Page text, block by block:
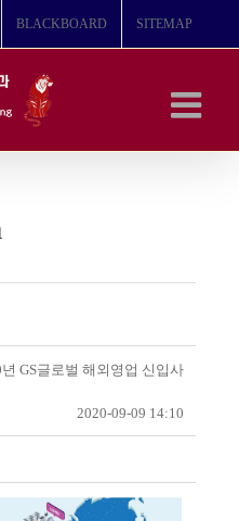
BLACKBOARD SITEMAP
GS글로벌 해외영업 신입사
2020-09-09 14:10